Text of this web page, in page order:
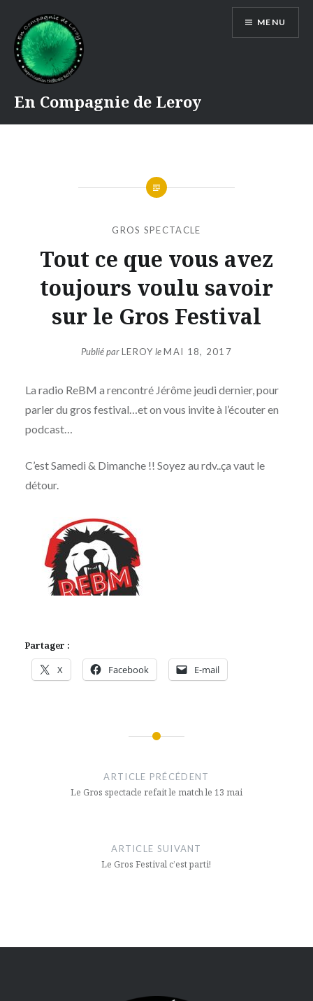
contenu
principal
En Compagnie de Leroy
MENU
GROS SPECTACLE
Tout ce que vous avez
toujours voulu savoir
sur le Gros Festival
Publié parLEROY le MAI 18, 2017
La radio ReBM a rencontré Jérôme jeudi dernier, pour
parler du gros festival…et on vous invite à l’écouter en
podcast…
C’est Samedi & Dimanche !! Soyez au rdv..ça vaut le
détour.
Partager :
X Facebook E-mail
l’article
ARTICLE PRÉCÉDENT
Le Gros spectacle refait le match le 13 mai
ARTICLE SUIVANT
Le Gros Festival c’est parti!